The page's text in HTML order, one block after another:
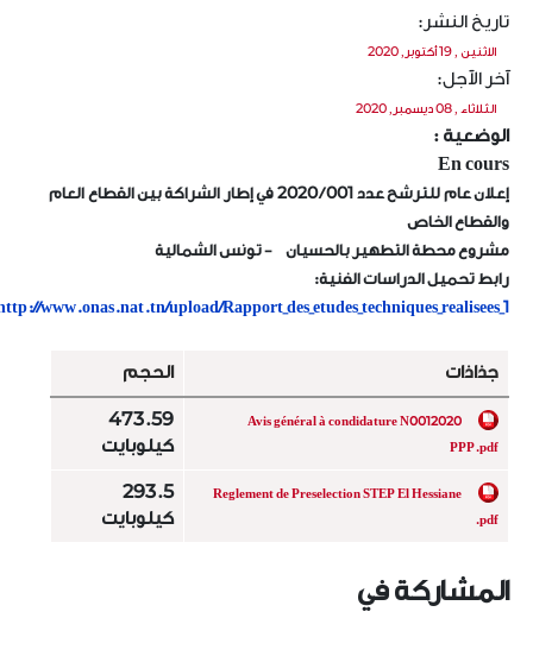
النشر:
الاثنين , 19 أكتوبر, 2020
الآجل:
الثلاثاء , 08 ديسمبر, 2020
:
En
إعلان عام للترشح عدد 001 / 2020 في إطار الشراكة بين القطاع العام
الخاص
محطة التطهير بالحسيان - تونس الشمالية
تحميل الدراسات الفنية:
http://www.onas.nat.tn/upload/
;
جذاذات الحجم
Avis général à condidature N0012020
PPP.pdf
473.59
كيلوبايت
Reglement de Preselection STEP El Hessiane
293.5
كيلوبايت
في